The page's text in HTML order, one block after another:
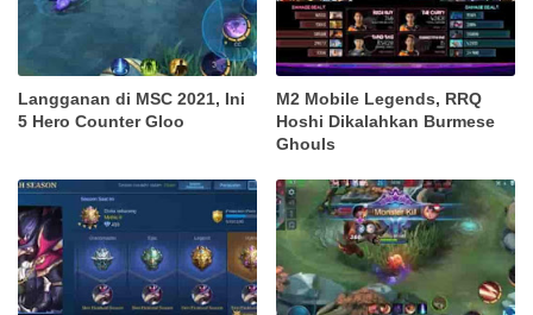
Langganan di MSC 2021, Ini
5 Hero Counter Gloo
M2 Mobile Legends, RRQ
Hoshi Dikalahkan Burmese
Ghouls